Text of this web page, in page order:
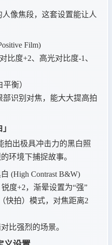
像焦段，这套设置能让人
Film)
比度+2、高光对比度-1、
衡）
部识别对焦，能大大提高拍
拍出极具冲击力的黑白照
环境下捕捉故事。
(High Contrast B&W)
度+2，渐晕设置为“强”
快拍）模式，对焦距离2
比强烈的场景。